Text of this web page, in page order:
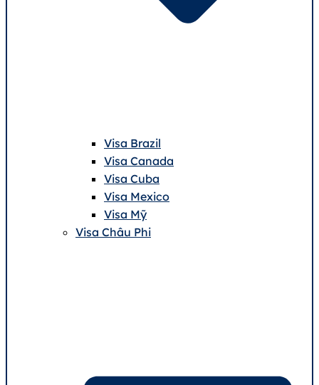
Visa Brazil
Visa Canada
Visa Cuba
Visa Mexico
Visa Mỹ
Visa Châu Phi